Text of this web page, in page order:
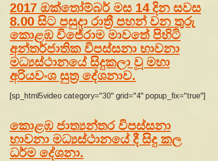
2017 ඔක්තෝම්බර් මස 14 දින සවස
8.00 සිට පසුදා රාත්‍රී පහන් වන තුරු
කොළඹ විජේරාම මාවතේ පිහිටි
අන්තර්ජාතික විපස්සනා භාවනා
මධ්‍යස්ථානයේ සිදුකලා වූ මහා
අරියවංශ සුත්‍ර දේශනාව.
[sp_html5video category="30" grid="4" popup_fix="true"]
කොළඹ ජාත්‍යන්තර විපස්සනා
භාවනා මධ්‍යස්ථානයේ දී සිදු කල
ධර්ම දේශනා.